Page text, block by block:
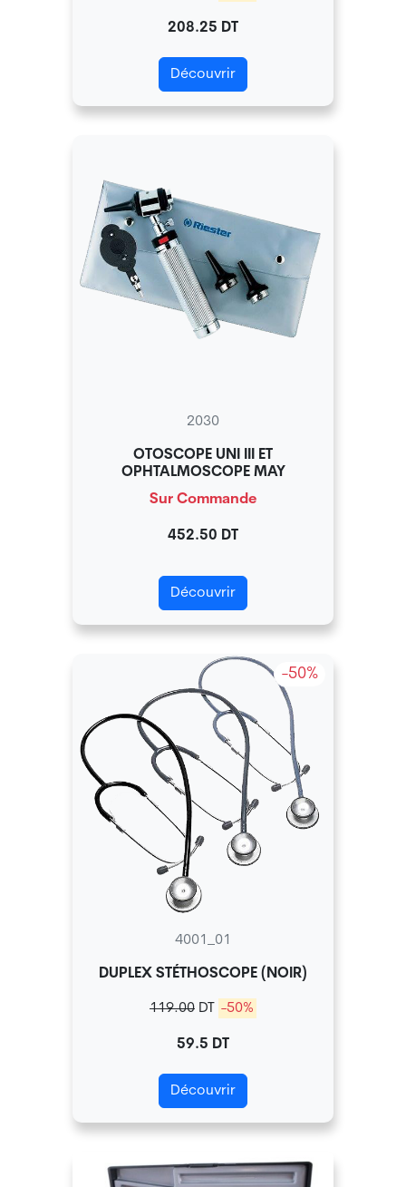
208.25 DT
Découvrir
2030
OTOSCOPE UNI III ET
OPHTALMOSCOPE MAY
Sur Commande
452.50 DT
Découvrir
4001_01
DUPLEX STÉTHOSCOPE (NOIR)
-50%
119.00 DT -50%
59.5 DT
Découvrir